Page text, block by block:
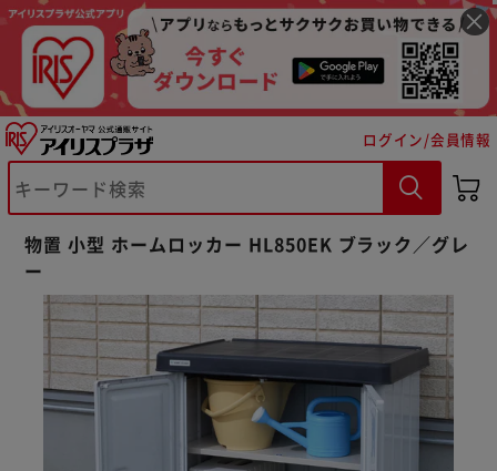
ログイン/会員情報
物置 小型 ホームロッカー HL850EK ブラック／グレ
ー
※ご確認ください
カートに入れる 購入手続きへ